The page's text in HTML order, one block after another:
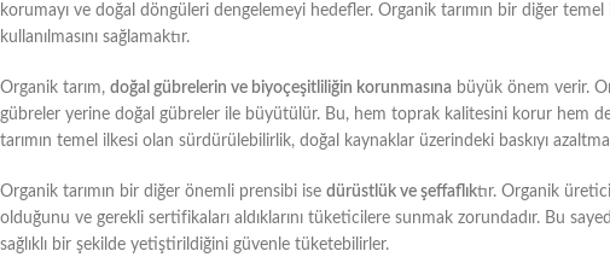
korumayı ve doğal döngüleri dengelemeyi hedefler. Organik tarımın bir diğer
kullanılmasını sağlamaktır.
Organik tarım, doğal gübrelerin ve biyoçeşitliliğin korunmasına büyük önem verir.
gübreler yerine doğal gübreler ile büyütülür. Bu, hem toprak kalitesini korur hem
tarımın temel ilkesi olan sürdürülebilirlik, doğal kaynaklar üzerindeki baskıyı
Organik tarımın bir diğer önemli prensibi ise dürüstlük ve şeffaflıktır. Organik
olduğunu ve gerekli sertifikaları aldıklarını tüketicilere sunmak zorundadır. Bu
sağlıklı bir şekilde yetiştirildiğini güvenle tüketebilirler.